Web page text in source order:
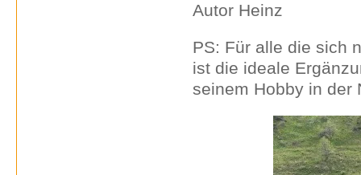
Autor Heinz
PS: Für alle die sich
ist die ideale
seinem Hobby in der